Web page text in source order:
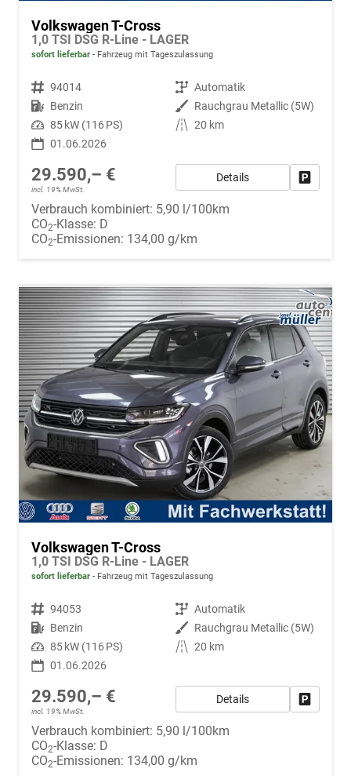
Volkswagen T-Cross
1,0 TSI DSG R-Line - LAGER
sofort lieferbar Fahrzeug mit Tageszulassung
Fahrzeugnr. 94014 Getriebe Automatik
Kraftstoff Benzin Außenfarbe Rauchgrau Metallic (5W)
Leistung 85 kW (116 PS) Kilometerstand 20 km
01.06.2026
29.590,– €
incl. 19% MwSt.
Details
Verbrauch kombiniert: 5,90 l/100km
CO2-Klasse: D
CO2-Emissionen: 134,00 g/km
Volkswagen T-Cross
1,0 TSI DSG R-Line - LAGER
sofort lieferbar Fahrzeug mit Tageszulassung
Fahrzeugnr. 94053 Getriebe Automatik
Kraftstoff Benzin Außenfarbe Rauchgrau Metallic (5W)
Leistung 85 kW (116 PS) Kilometerstand 20 km
01.06.2026
29.590,– €
incl. 19% MwSt.
Details
Verbrauch kombiniert: 5,90 l/100km
CO2-Klasse: D
CO2-Emissionen: 134,00 g/km